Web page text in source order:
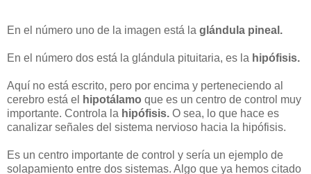
En el número uno de la imagen está la glándula pineal.
En el número dos está la glándula pituitaria, es la hipófisis.
Aquí no está escrito, pero por encima y perteneciendo al
cerebro está el
hipotálamo que es un centro de control muy
importante. Controla la hipófisis. O sea, lo que hace es
canalizar señales del sistema nervioso hacia la hipófisis.
Es un centro importante de control y sería un ejemplo de
solapamiento entre dos sistemas. Algo que ya hemos citado